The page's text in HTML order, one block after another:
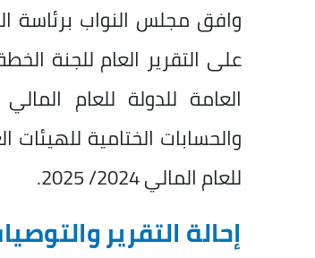
وافق مجلس النواب برئاسة
على التقرير العام للجنة
والحسابات الختامية للهيئات
للعام المالي 2024/ 2025.
إحالة التقرير